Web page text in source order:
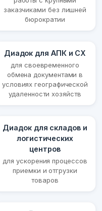
заказчиками без лишней
бюрократии
Диадок для АПК и СХ
для своевременного
обмена документами в
условиях географической
удаленности хозяйств
Диадок для складов и
логистических
центров
для ускорения процессов
приемки и отгрузки
товаров